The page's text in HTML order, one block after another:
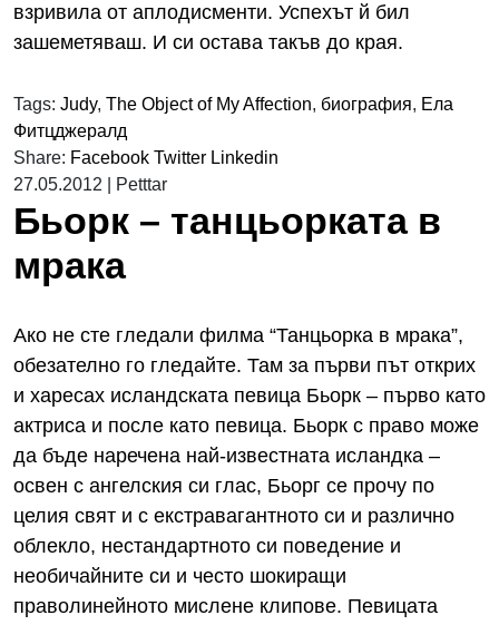
взривила от аплодисменти. Успехът й бил
зашеметяваш. И си остава такъв до края.
Tags: Judy, The Object of My Affection, биография, Ела
Фитцджералд
Share: Facebook Twitter Linkedin
27.05.2012
Petttar
Бьорк – танцьорката в
мрака
Ако не сте гледали филма “Танцьорка в мрака”,
обезателно го гледайте. Там за първи път открих
и харесах исландската певица Бьорк – първо като
актриса и после като певица. Бьорк с право може
да бъде наречена най-известната исландка –
освен с ангелския си глас, Бьорг се прочу по
целия свят и с екстравагантното си и различно
облекло, нестандартното си поведение и
необичайните си и често шокиращи
праволинейното мислене клипове. Певицата